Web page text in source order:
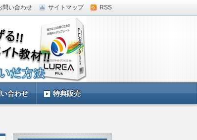
問い合わせ サイトマップ RSS
きます。LUREAplus実践中の私
合わせ 特典販売